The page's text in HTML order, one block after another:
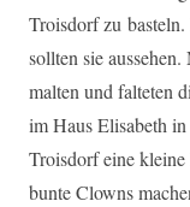
Troisdorf zu
sollten sie
malten und falteten
im Haus Elisabeth in
Troisdorf eine
bunte Clowns